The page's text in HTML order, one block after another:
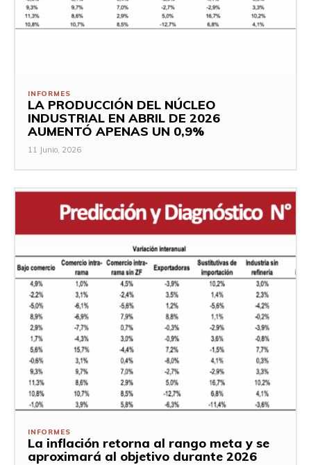
INFORMES
LA PRODUCCIÓN DEL NÚCLEO
INDUSTRIAL EN ABRIL DE 2026
AUMENTÓ APENAS UN 0,9%
11 Junio, 2026
INFORMES
La inflación retorna al rango meta y se
aproximará al objetivo durante 2026